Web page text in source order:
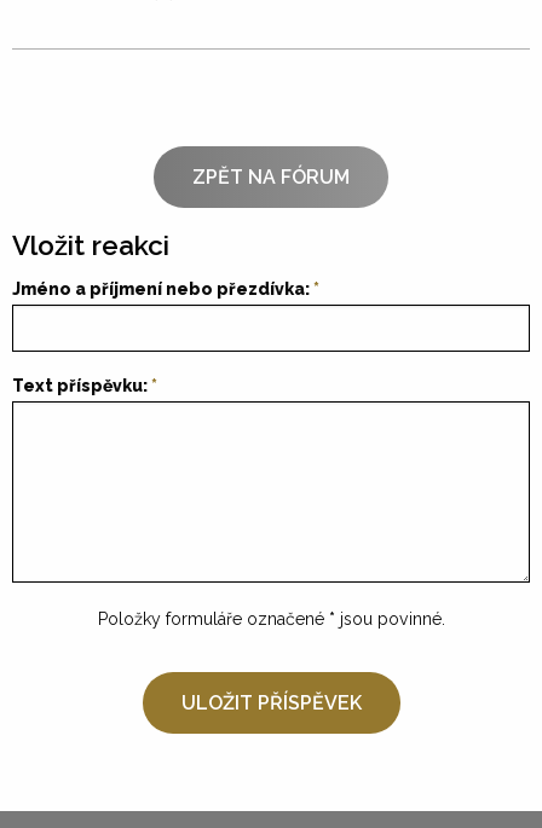
ZPĚT NA FÓRUM
Vložit reakci
Jméno a příjmení nebo přezdívka:
Text příspěvku:
Položky formuláře označené * jsou povinné.